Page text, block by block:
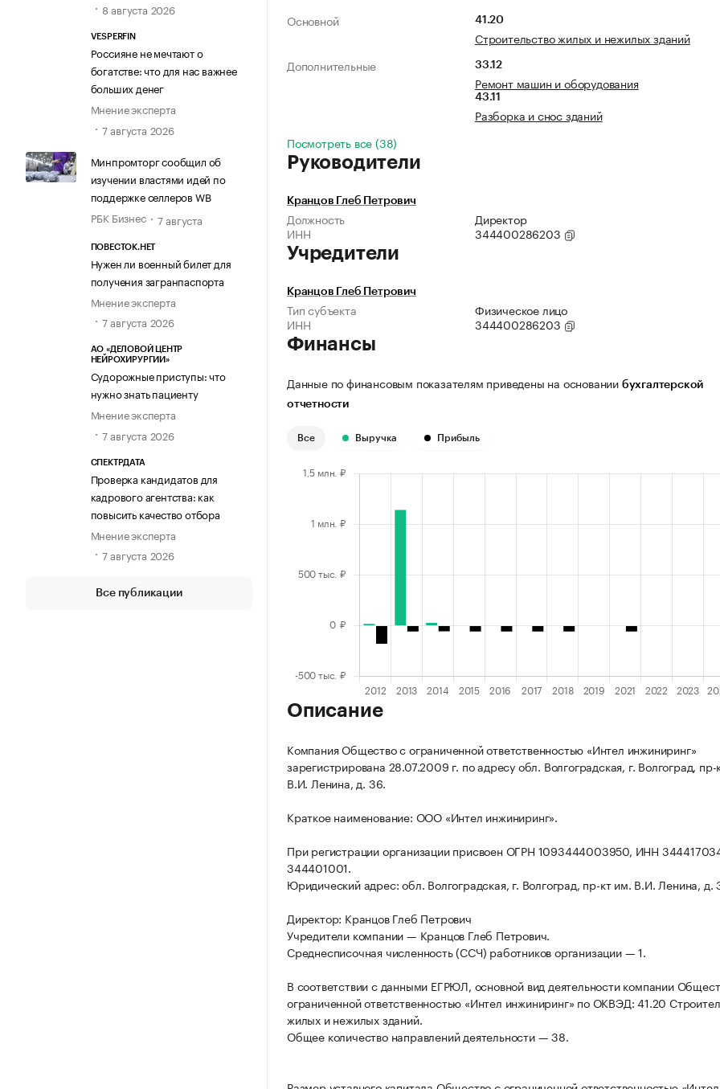
8 августа 2026
VESPERFIN
Россияне не мечтают о
богатстве: что для нас важнее
больших денег
Мнение эксперта
7 августа 2026
Минпромторг сообщил об
изучении властями идей по
поддержке селлеров WB
РБК Бизнес
7 августа
ПОВЕСТОК.НЕТ
Нужен ли военный билет для
получения загранпаспорта
Мнение эксперта
7 августа 2026
АО «ДЕЛОВОЙ ЦЕНТР
НЕЙРОХИРУРГИИ»
Судорожные приступы: что
нужно знать пациенту
Мнение эксперта
7 августа 2026
СПЕКТРДАТА
Проверка кандидатов для
кадрового агентства: как
повысить качество отбора
Мнение эксперта
7 августа 2026
Все публикации
Основной 41.20
Строительство жилых и нежилых зданий
Дополнительные
33.12
Ремонт машин и оборудования
43.11
Разборка и снос зданий
Посмотреть все (38)
Руководители
Кранцов Глеб Петрович
Должность
Директор
ИНН
344400286203
Учредители
Кранцов Глеб Петрович
Тип субъекта
Физическое лицо
ИНН
344400286203
Финансы
Данные по финансовым показателям приведены на основании бухгалтерской
отчетности
Все Выручка Прибыль
Описание
Компания Общество с ограниченной ответственностью «Интел инжиниринг»
зарегистрирована 28.07.2009 г. по адресу обл. Волгоградская, г. Волгоград, пр-
В.И. Ленина, д. 36.
Краткое наименование: ООО «Интел инжиниринг».
При регистрации организации присвоен ОГРН 1093444003950, ИНН
344401001.
Юридический адрес: обл. Волгоградская, г. Волгоград, пр-кт им. В.И. Ленина, д.
Директор: Кранцов Глеб Петрович
Учредители компании — Кранцов Глеб Петрович.
Среднесписочная численность (ССЧ) работников организации — 1.
В соответствии с данными ЕГРЮЛ, основной вид деятельности компании
ограниченной ответственностью «Интел инжиниринг» по ОКВЭД: 41.20
жилых и нежилых зданий.
Общее количество направлений деятельности — 38.